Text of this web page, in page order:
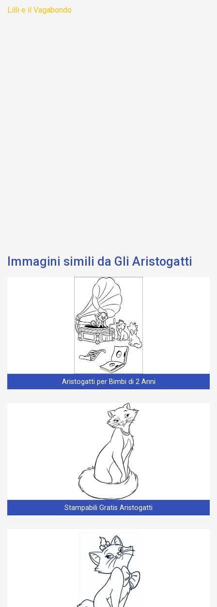
Lilli e il Vagabondo
Immagini simili da Gli Aristogatti
Aristogatti per Bimbi di 2 Anni
Stampabili Gratis Aristogatti